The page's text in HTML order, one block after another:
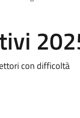
con difficoltà